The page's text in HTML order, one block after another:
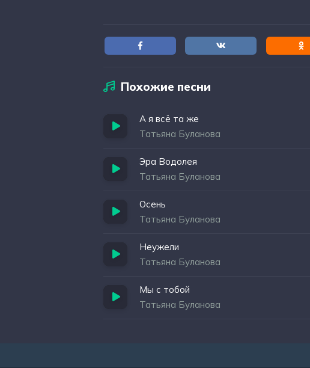
Похожие песни
А я всё та же
Татьяна Буланова
Эра Водолея
Татьяна Буланова
Осень
Татьяна Буланова
Неужели
Татьяна Буланова
Мы с тобой
Татьяна Буланова